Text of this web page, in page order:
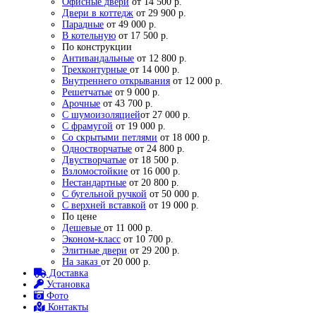
Двери в коттедж от 29 900 р.
Парадные от 49 000 р.
В котельную от 17 500 р.
По конструкции
Антивандальные от 12 800 р.
Трехконтурные от 14 000 р.
Внутреннего открывания от 12 000 р.
Решетчатые от 9 000 р.
Арочные от 43 700 р.
С шумоизоляциейот 27 000 р.
С фрамугой от 19 000 р.
Со скрытыми петлями от 18 000 р.
Одностворчатые от 24 800 р.
Двустворчатые от 18 500 р.
Взломостойкие от 16 000 р.
Нестандартные от 20 800 р.
С бугельной ручкой от 50 000 р.
С верхней вставкой от 19 000 р.
По цене
Дешевые от 11 000 р.
Эконом-класс от 10 700 р.
Элитные двери от 29 200 р.
На заказ от 20 000 р.
Доставка
Установка
Фото
Контакты